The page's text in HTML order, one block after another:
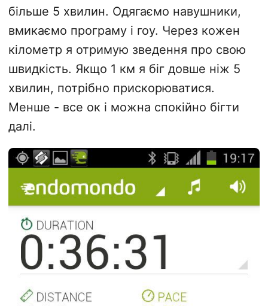
більше 5 хвилин. Одягаємо навушники,
вмикаємо програму і гоу. Через кожен
кілометр я отримую зведення про свою
швидкість. Якщо 1 км я біг довше ніж 5
хвилин, потрібно прискорюватися.
Менше - все ок і можна спокійно бігти
далі.